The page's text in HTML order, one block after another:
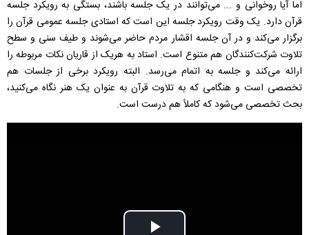
اما آیا روخوانی و ... می‌توانند در یک جلسه باشند، بستگی به رویکرد جلسه
قرآن دارد. یک وقت رویکرد جلسه این است که استادی جلسه عمومی قرآن را
برگزار می‌کند و در آن جلسه اقشار مردم حاضر می‌شوند و طیف سنی و سطح
تلاوت شرکت‌کنندگان هم متنوع است. استاد به هریک از قاریان نکات مربوطه را
ارائه می‌کند و جلسه به اتمام می‌رسد. البته رویکرد برخی از جلسات هم
تخصصی است و هنگامی که به تلاوت قرآن به عنوان یک هنر نگاه می‌کنید،
بحث تخصصی می‌شود که کاملاً هم درست است.